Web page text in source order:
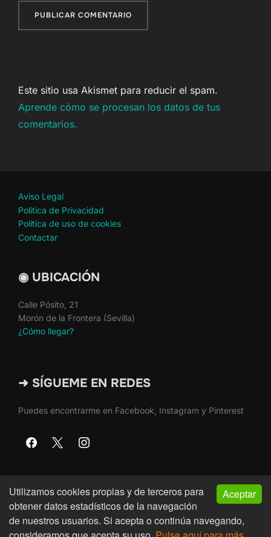
Aceptar
Utilizamos cookies propias y de terceros para
obtener datos estadísticos de la navegación
de nuestros usuarios. Si acepta o continúa navegando,
Este sitio usa Akismet para reducir el spam.
Aprende cómo se procesan los datos de tus
comentarios.
Aviso Legal
Política de Privacidad
Política de uso de cookies
Contactar
◉ UBICACIÓN
Calle Pósito, 21
Morón de la Frontera (Sevilla)
¿Cómo llegar?
➜ SÍGUEME EN REDES
Puedes encontrarme en Facebook, Instagram y Pinterest
Copyright © 2026 · Martín Nieto · Morón de la Frontera
(Sevilla)